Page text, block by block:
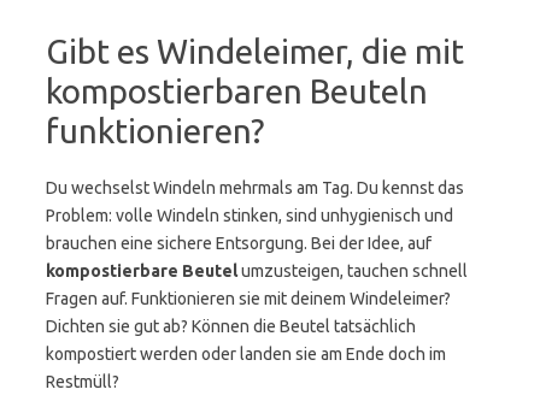
Gibt es Windeleimer, die mit
kompostierbaren Beuteln
funktionieren?
Du wechselst Windeln mehrmals am Tag. Du kennst das
Problem: volle Windeln stinken, sind unhygienisch und
brauchen eine sichere Entsorgung. Bei der Idee, auf
kompostierbare Beutelumzusteigen, tauchen schnell
Fragen auf. Funktionieren sie mit deinem Windeleimer?
Dichten sie gut ab? Können die Beutel tatsächlich
kompostiert werden oder landen sie am Ende doch im
Restmüll?